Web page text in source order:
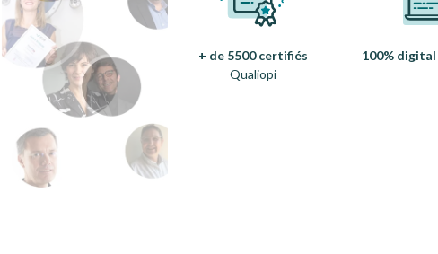
+ de 5500 certifiés
Qualiopi
100% digital